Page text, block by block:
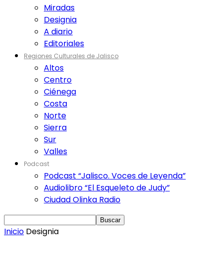
Miradas
Designia
A diario
Editoriales
Regiones Culturales de Jalisco
Altos
Centro
Ciénega
Costa
Norte
Sierra
Sur
Valles
Podcast
Podcast “Jalisco. Voces de Leyenda”
Audiolibro “El Esqueleto de Judy”
Ciudad Olinka Radio
Inicio Designia